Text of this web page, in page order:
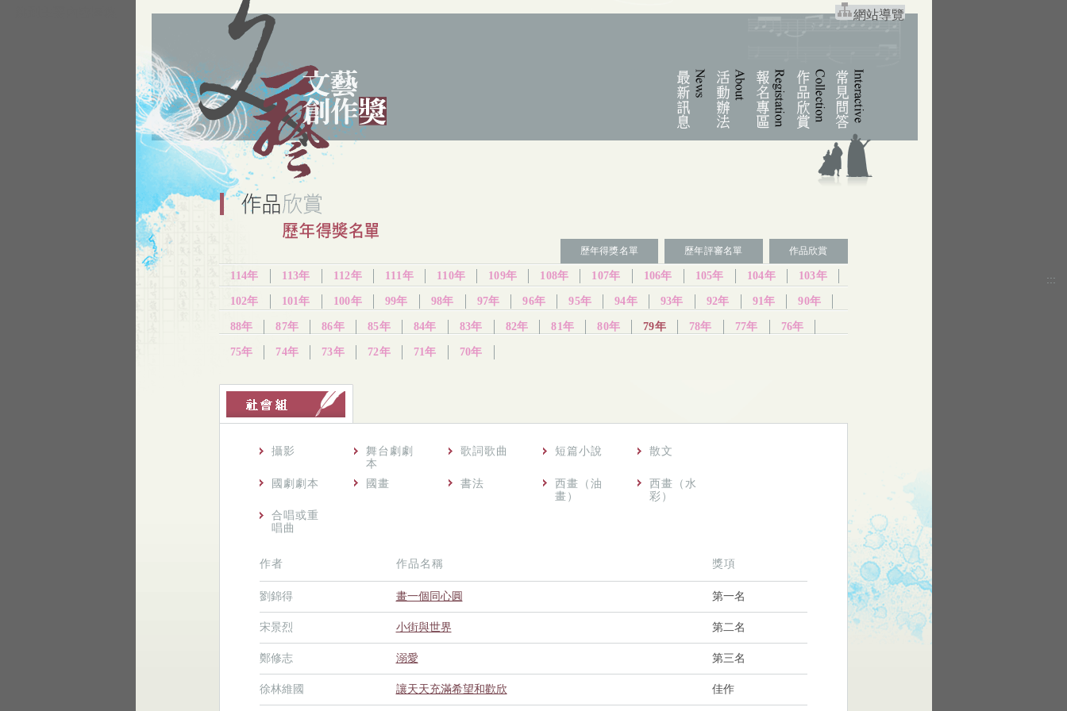
網站導覽
歷年得獎名單 歷年評審名單 作品欣賞
:::
114年 113年 112年 111年 110年 109年 108年 107年 106年 105年 104年 103年
102年 101年 100年 99年 98年 97年 96年 95年 94年 93年 92年 91年 90年
88年 87年 86年 85年 84年 83年 82年 81年 80年 79年 78年 77年 76年
75年 74年 73年 72年 71年 70年
攝影
舞台劇劇
本
歌詞歌曲 短篇小說 散文
國劇劇本 國畫 書法
西畫（油
畫）
西畫（水
彩）
合唱或重
唱曲
作者 作品名稱 獎項
劉錦得 畫一個同心圓 第一名
宋景烈 小街與世界 第二名
鄭修志 溺愛 第三名
徐林維國 讓天天充滿希望和歡欣 佳作